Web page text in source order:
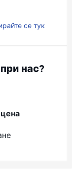
се тук
нас?